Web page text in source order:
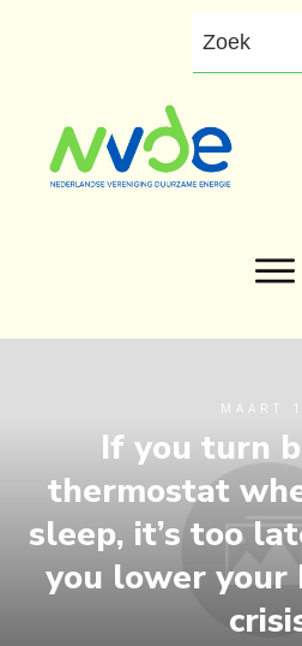
MAART
If you turn
thermostat
sleep, it’s too
you lower